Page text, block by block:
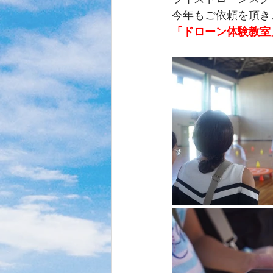
今年もご依頼を頂き
「ドローン体験教